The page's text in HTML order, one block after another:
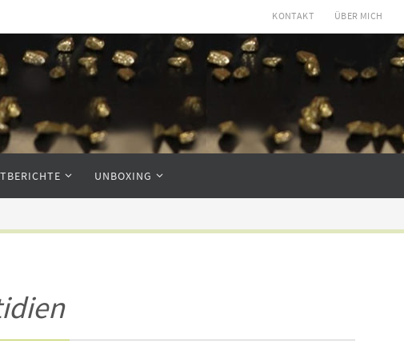
KONTAKT ÜBER MICH
UNBOXING